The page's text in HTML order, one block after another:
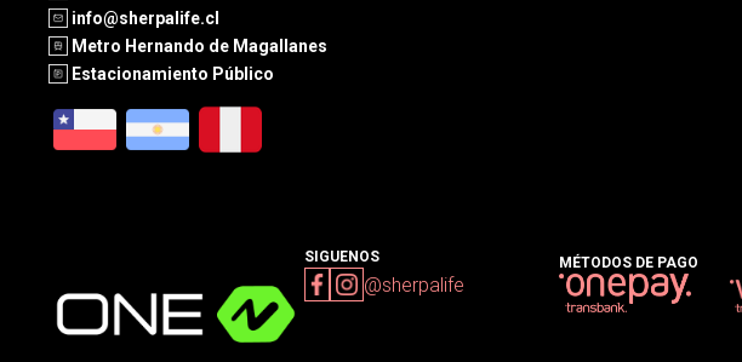
info@sherpalife.cl
Metro Hernando de Magallanes
Estacionamiento Público
SIGUENOS
@sherpalife
MÉTODOS DE PAGO